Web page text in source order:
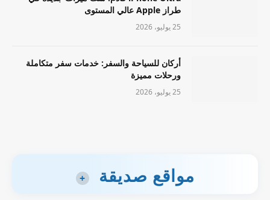
طراز Apple عالي المستوى
25 يوليو، 2026
أركان للسياحة والسفر: خدمات سفر متكاملة
ورحلات مميزة
25 يوليو، 2026
مواقع صديقة +